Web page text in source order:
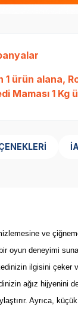
ürün alana,
Maması 1 Kg
ve
oyun deneyimi
ilgisini çeker
ağız hijyenini
Ayrıca,